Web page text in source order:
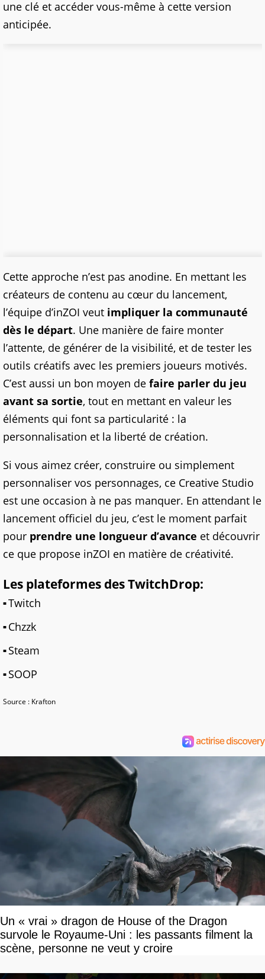
une clé et accéder vous-même à cette version
anticipée.
Cette approche n’est pas anodine. En mettant les
créateurs de contenu au cœur du lancement,
l’équipe d’inZOI veut impliquer la communauté
dès le départ. Une manière de faire monter
l’attente, de générer de la visibilité, et de tester les
outils créatifs avec les premiers joueurs motivés.
C’est aussi un bon moyen de faire parler du jeu
avant sa sortie, tout en mettant en valeur les
éléments qui font sa particularité : la
personnalisation et la liberté de création.
Si vous aimez créer, construire ou simplement
personnaliser vos personnages, ce Creative Studio
est une occasion à ne pas manquer. En attendant le
lancement officiel du jeu, c’est le moment parfait
pour prendre une longueur d’avance et découvrir
ce que propose inZOI en matière de créativité.
Les plateformes des TwitchDrop:
Twitch
Chzzk
Steam
SOOP
Source : Krafton
Un « vrai » dragon de House of the Dragon
survole le Royaume-Uni : les passants filment la
scène, personne ne veut y croire